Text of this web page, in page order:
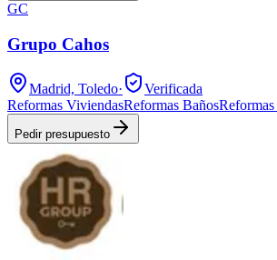
GC
Grupo Cahos
Madrid, Toledo·
Verificada
Reformas ViviendasReformas Baños
Pedir presupuesto